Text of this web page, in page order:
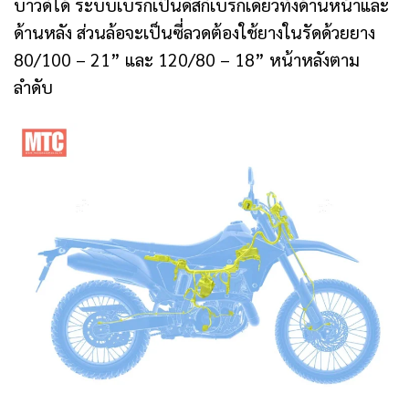
ด้านหลัง ส่วนล้อจะเป็นซี่ลวดต้องใช้ยางในรัดด้วยยาง
80/100 – 21” และ 120/80 – 18” หน้าหลังตาม
ลำดับ